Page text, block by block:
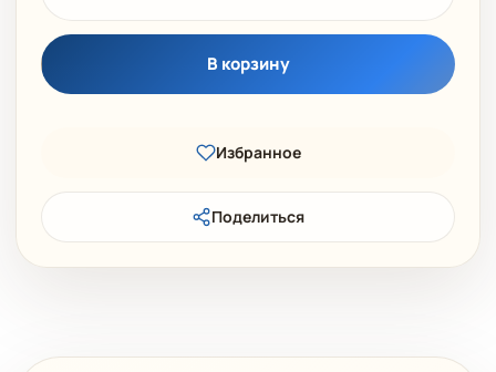
В корзину
Избранное
Поделиться